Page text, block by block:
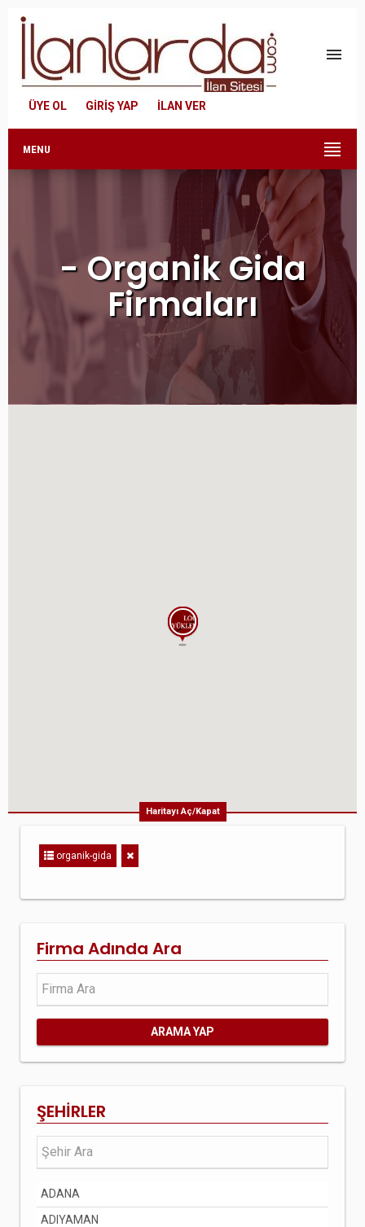
menu
ÜYE OL GİRİŞ YAP İLAN VER
MENU
- Organik Gida
Firmaları
Haritayı Aç/Kapat
organik-gida
Firma Adında Ara
ARAMA YAP
ŞEHİRLER
ADANA
ADIYAMAN